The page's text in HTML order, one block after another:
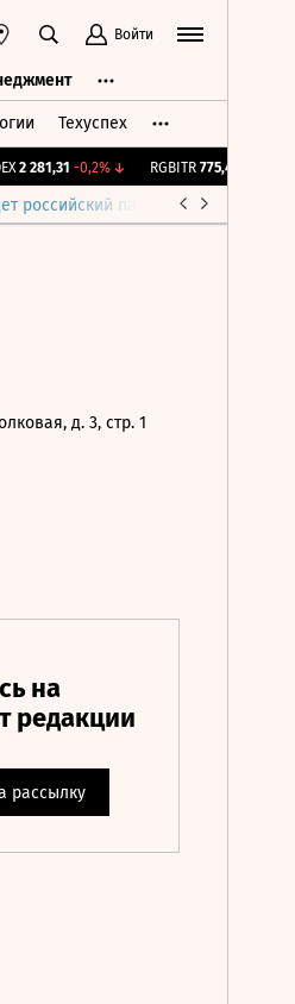
Войти
Техуспех
2 281,31 -0,2%↓ RGBITR 775,48
российский парламент
д. 3, стр. 1